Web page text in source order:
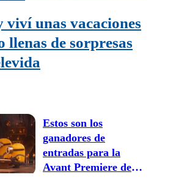
viví unas vacaciones
llenas de sorpresas
Estos son los
ganadores de
entradas para la
Avant Premiere de